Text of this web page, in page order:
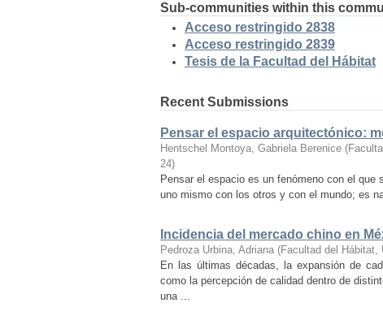
Sub-communities within this
Acceso restringido 2838
Acceso restringido 2839
Tesis de la Facultad del Hábitat
Recent Submissions
Pensar el espacio arquitectónico:
Hentschel Montoya, Gabriela Berenice (
24)
Pensar el espacio es un fenómeno con el
uno mismo con los otros y con el mundo; es
Incidencia del mercado chino en
Pedroza Urbina, Adriana (Facultad del
En las últimas décadas, la expansión de
como la percepción de calidad dentro de
una ...